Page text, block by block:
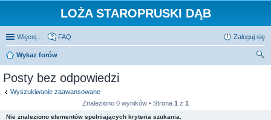
LOŻA STAROPRUSKI DĄB
Więcej… FAQ Zaloguj się
Wykaz forów
Posty bez odpowiedzi
Wyszukiwanie zaawansowane
Znaleziono 0 wyników • Strona 1 z 1
Nie znaleziono elementów spełniających kryteria szukania.